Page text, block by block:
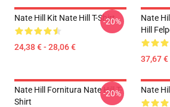
Nate Hill Kit Nate Hill T-Shirt
24,38 € - 28,06 €
-20%
Nate
Hill
37,67 €
Nate Hill Fornitura Nate Hill T-
Shirt
-20% Nate